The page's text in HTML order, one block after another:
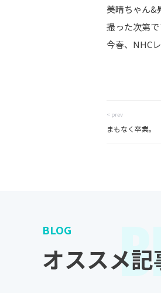
美晴ちゃん&
撮った次第
今春、NHC
< prev
まもなく卒業。
BLOG
オススメ記